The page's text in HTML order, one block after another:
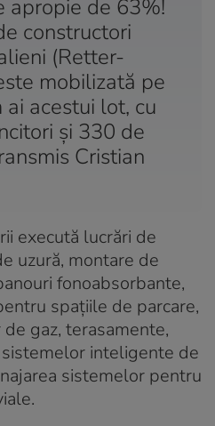
apropie de 63%!
constructori
(Retter-
mobilizată pe
ai acestui lot, cu
și 330 de
Cristian
execută lucrări de
uzură, montare de
fonoabsorbante,
spațiile de parcare,
gaz, terasamente,
inteligente de
sistemelor pentru